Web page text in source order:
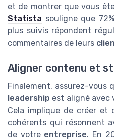
et de montrer que vous
Statista souligne que
plus suivis répondent
commentaires de leurs
Aligner contenu et
Finalement, assurez-vous
leadership est aligné avec
Cela implique de créer et
cohérents qui résonnent
de votre entreprise. En